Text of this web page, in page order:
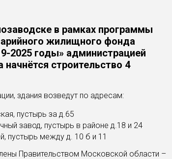
в рамках программы
жилищного фонда
2025 годы» администрацией
строительство 4
здания возведут по адресам:
пустырь за д.65
завод, пустырь в районе д.18 и 24
пустырь между д. 10 б и 11
Правительством Московской области –